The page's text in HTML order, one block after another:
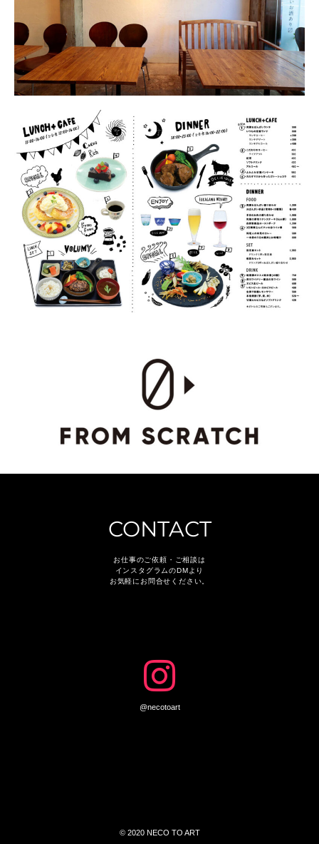
CONTACT
お仕事のご依頼・ご相談は
インスタグラムのDMより
お気軽にお問合せください。
@necotoart
©︎ 2020 NECO TO ART